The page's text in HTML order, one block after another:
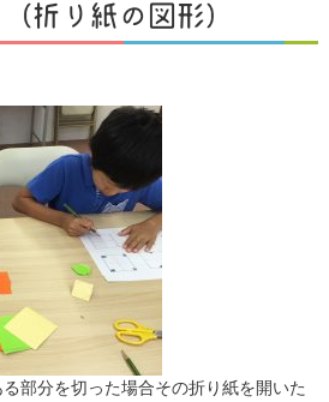
折り紙の図形）
部分を切った場合その折り紙を開いた